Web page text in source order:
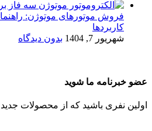
فروش موتورهای موتوژن:
کاربردها
شهریور 7, 1404
بدون دیدگاه
عضو خبرنامه ما شوید
اولین نفری باشید که از محصولات